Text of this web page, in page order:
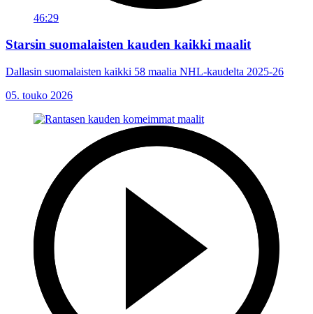
46:29
Starsin suomalaisten kauden kaikki maalit
Dallasin suomalaisten kaikki 58 maalia NHL-kaudelta 2025-26
05. touko 2026